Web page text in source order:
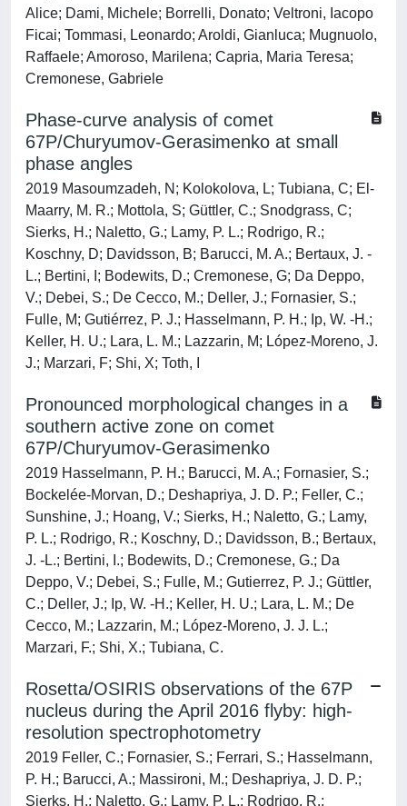
Alice; Dami, Michele; Borrelli, Donato; Veltroni, Iacopo
Ficai; Tommasi, Leonardo; Aroldi, Gianluca; Mugnuolo,
Raffaele; Amoroso, Marilena; Capria, Maria Teresa;
Cremonese, Gabriele
Phase-curve analysis of comet
67P/Churyumov-Gerasimenko at small
phase angles
2019 Masoumzadeh, N; Kolokolova, L; Tubiana, C; El-
Maarry, M. R.; Mottola, S; Güttler, C.; Snodgrass, C;
Sierks, H.; Naletto, G.; Lamy, P. L.; Rodrigo, R.;
Koschny, D; Davidsson, B; Barucci, M. A.; Bertaux, J. -
L.; Bertini, I; Bodewits, D.; Cremonese, G; Da Deppo,
V.; Debei, S.; De Cecco, M.; Deller, J.; Fornasier, S.;
Fulle, M; Gutiérrez, P. J.; Hasselmann, P. H.; Ip, W. -H.;
Keller, H. U.; Lara, L. M.; Lazzarin, M; López-Moreno, J.
J.; Marzari, F; Shi, X; Toth, I
Pronounced morphological changes in a
southern active zone on comet
67P/Churyumov-Gerasimenko
2019 Hasselmann, P. H.; Barucci, M. A.; Fornasier, S.;
Bockelée-Morvan, D.; Deshapriya, J. D. P.; Feller, C.;
Sunshine, J.; Hoang, V.; Sierks, H.; Naletto, G.; Lamy,
P. L.; Rodrigo, R.; Koschny, D.; Davidsson, B.; Bertaux,
J. -L.; Bertini, I.; Bodewits, D.; Cremonese, G.; Da
Deppo, V.; Debei, S.; Fulle, M.; Gutierrez, P. J.; Güttler,
C.; Deller, J.; Ip, W. -H.; Keller, H. U.; Lara, L. M.; De
Cecco, M.; Lazzarin, M.; López-Moreno, J. J. L.;
Marzari, F.; Shi, X.; Tubiana, C.
Rosetta/OSIRIS observations of the 67P
nucleus during the April 2016 flyby: high-
resolution spectrophotometry
2019 Feller, C.; Fornasier, S.; Ferrari, S.; Hasselmann,
P. H.; Barucci, A.; Massironi, M.; Deshapriya, J. D. P.;
Sierks, H.; Naletto, G.; Lamy, P. L.; Rodrigo, R.;